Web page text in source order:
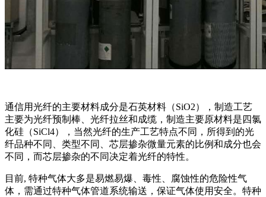
通信用光纤的主要材料成分是石英材料（SiO2），制造工艺
主要为光纤预制棒、光纤拉丝和成缆，制造主要原材料是四氯
化硅（SiCl4），当然光纤的生产工艺特点不同，所得到的光
纤品种不同、类型不同、芯层掺杂微量元素的比例和成分也会
不同，而芯层掺杂的不同决定着光纤的特性。
目前, 特种气体大多是易燃易爆、毒性、腐蚀性的危险性气
体，需通过特种气体管道系统输送，保证气体使用安全。特种